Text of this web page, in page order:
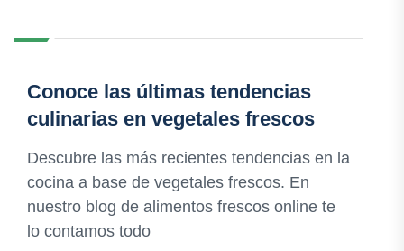
Conoce las últimas tendencias
culinarias en vegetales frescos
Descubre las más recientes tendencias en la
cocina a base de vegetales frescos. En
nuestro blog de alimentos frescos online te
lo contamos todo